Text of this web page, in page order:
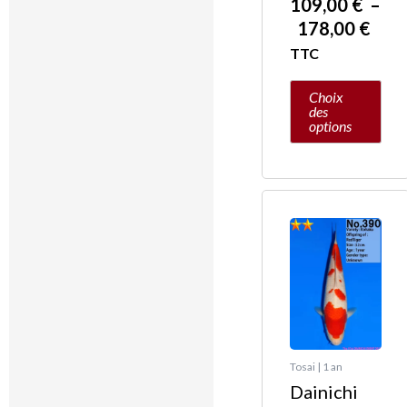
109,00 € –
178,00 €
TTC
Choix
des
options
Tosai | 1 an
Dainichi